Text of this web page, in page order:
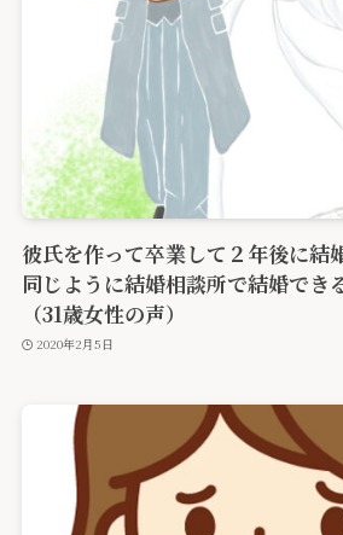
彼氏を作って卒業して２年後に結
同じように結婚相談所で結婚でき
（31歳女性の声）
2020年2月5日